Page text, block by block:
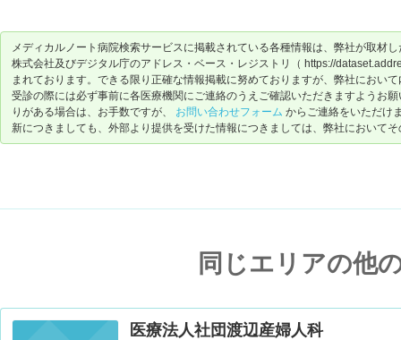
メディカルノート病院検索サービスに掲載されている各種情報は、弊社が取材
株式会社及びデジタル庁のアドレス・ベース・レジストリ（ https://
まれております。できる限り正確な情報掲載に努めておりますが、弊社におい
受診の際には必ず事前に各医療機関にご連絡のうえご確認いただきますようお
りがある場合は、お手数ですが、 お問い合わせフォーム からご連絡をいただけ
新につきましても、外部より提供を受けた情報につきましては、弊社において
同じエリアの他
医療法人社団渡辺産婦人科